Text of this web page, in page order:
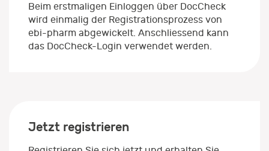
Beim erstmaligen Einloggen über DocCheck
wird einmalig der Registrationsprozess von
ebi-pharm abgewickelt. Anschliessend kann
das DocCheck-Login verwendet werden.
Jetzt registrieren